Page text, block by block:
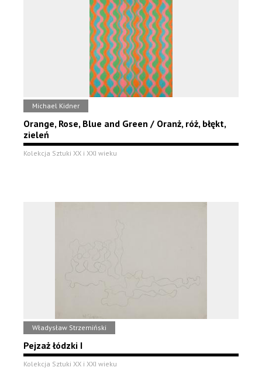
Michael Kidner
Orange, Rose, Blue and Green / Oranż, róż, błękt,
zieleń
Kolekcja Sztuki XX i XXI wieku
Władysław Strzemiński
Pejzaż łódzki I
Kolekcja Sztuki XX i XXI wieku